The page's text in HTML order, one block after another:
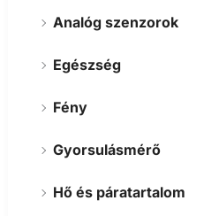
Analóg szenzorok
Egészség
Fény
Gyorsulásmérő
Hő és páratartalom